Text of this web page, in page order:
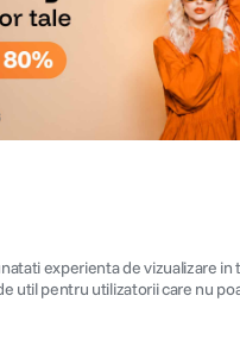
experienta de vizualizare
util pentru utilizatorii care nu